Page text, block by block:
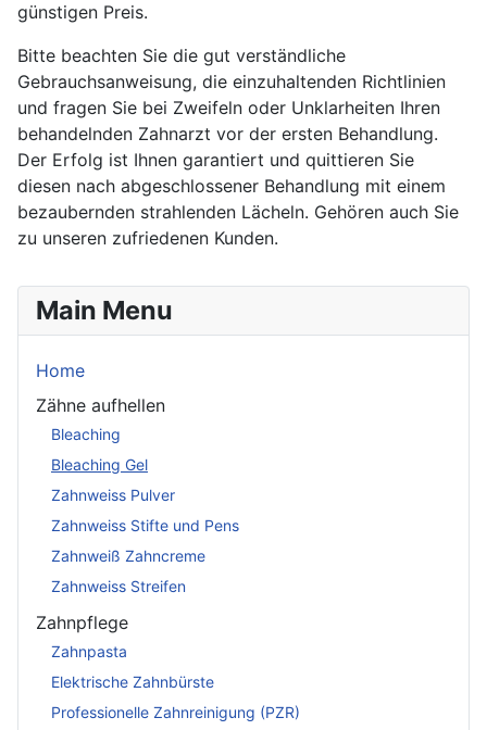
günstigen Preis.
Bitte beachten Sie die gut verständliche
Gebrauchsanweisung, die einzuhaltenden Richtlinien
und fragen Sie bei Zweifeln oder Unklarheiten Ihren
behandelnden Zahnarzt vor der ersten Behandlung.
Der Erfolg ist Ihnen garantiert und quittieren Sie
diesen nach abgeschlossener Behandlung mit einem
bezaubernden strahlenden Lächeln. Gehören auch Sie
zu unseren zufriedenen Kunden.
Main Menu
Home
Zähne aufhellen
Bleaching
Bleaching Gel
Zahnweiss Pulver
Zahnweiss Stifte und Pens
Zahnweiß Zahncreme
Zahnweiss Streifen
Zahnpflege
Zahnpasta
Elektrische Zahnbürste
Professionelle Zahnreinigung (PZR)